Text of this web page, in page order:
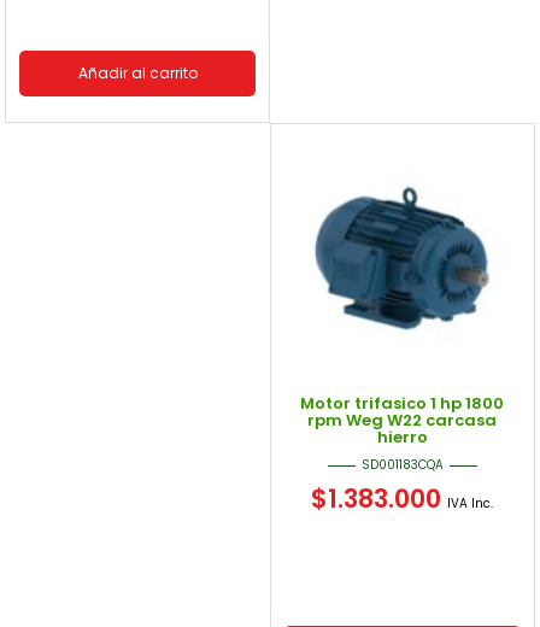
Añadir al carrito
Motor trifasico 1 hp 1800
rpm Weg W22 carcasa
hierro
SD001183CQA
$1.383.000 IVA Inc.